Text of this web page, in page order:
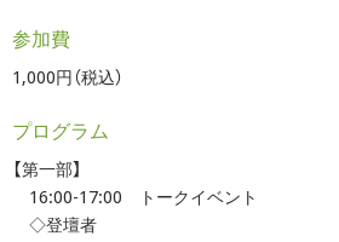
参加費
1,000円（税込）
プログラム
【第一部】
16:00-17:00 トークイベント
◇登壇者